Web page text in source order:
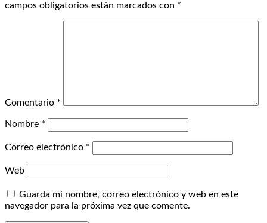
campos obligatorios están marcados con *
Comentario *
Nombre *
Correo electrónico *
Web
Guarda mi nombre, correo electrónico y web en este
navegador para la próxima vez que comente.